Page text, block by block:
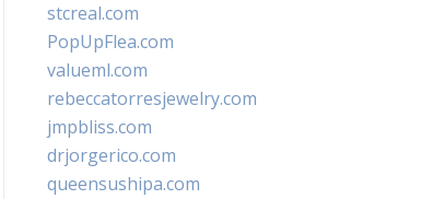
stcreal.com
PopUpFlea.com
valueml.com
rebeccatorresjewelry.com
jmpbliss.com
drjorgerico.com
queensushipa.com